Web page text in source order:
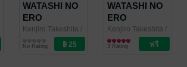
WATASHI NO
ERO
(KOGUCHI)
SENSEI
อาจารย์โคกุจิ
Kenjiro Takeshita /
PHOENIX NEXT
การ์ตูนรายตอน
No Rating
WATASHI NO
ERO
(KOGUCHI)
SENSEI
อาจารย์โคกุจิ
Kenjiro Takeshita /
PHOENIX NEXT
การ์ตูนรายตอน
3 Rating